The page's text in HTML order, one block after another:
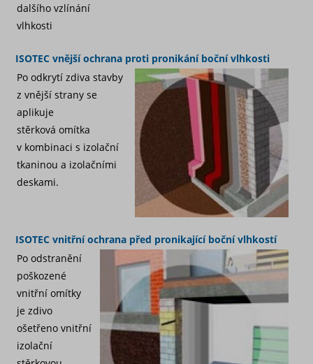
dalšího vzlínání
vlhkosti
ISOTEC vnější ochrana proti pronikání boční vlhkosti
Po odkrytí zdiva stavby
z vnější strany se
aplikuje
stěrková omítka
v kombinaci s izolační
tkaninou a izolačními
deskami.
ISOTEC vnitřní ochrana před pronikající boční vlhkostí
Po odstranění
poškozené
vnitřní omítky
je zdivo
ošetřeno vnitřní
izolační